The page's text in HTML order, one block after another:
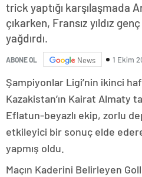
trick yaptığı karşılaşmada
çıkarken, Fransız yıldız
yağdırdı.
ABONE OL News 1 Ekim
Şampiyonlar Ligi’nin ikinci
Kazakistan’ın Kairat Almaty
Eflatun-beyazlı ekip, zorlu
etkileyici bir sonuç elde
yapmış oldu.
Maçın Kaderini Belirleyen